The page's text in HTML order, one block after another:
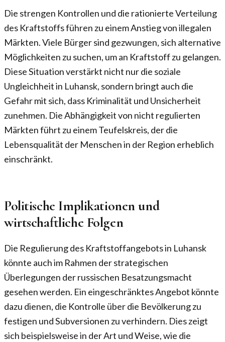
Die strengen Kontrollen und die rationierte Verteilung
des Kraftstoffs führen zu einem Anstieg von illegalen
Märkten. Viele Bürger sind gezwungen, sich alternative
Möglichkeiten zu suchen, um an Kraftstoff zu gelangen.
Diese Situation verstärkt nicht nur die soziale
Ungleichheit in Luhansk, sondern bringt auch die
Gefahr mit sich, dass Kriminalität und Unsicherheit
zunehmen. Die Abhängigkeit von nicht regulierten
Märkten führt zu einem Teufelskreis, der die
Lebensqualität der Menschen in der Region erheblich
einschränkt.
Politische Implikationen und
wirtschaftliche Folgen
Die Regulierung des Kraftstoffangebots in Luhansk
könnte auch im Rahmen der strategischen
Überlegungen der russischen Besatzungsmacht
gesehen werden. Ein eingeschränktes Angebot könnte
dazu dienen, die Kontrolle über die Bevölkerung zu
festigen und Subversionen zu verhindern. Dies zeigt
sich beispielsweise in der Art und Weise, wie die